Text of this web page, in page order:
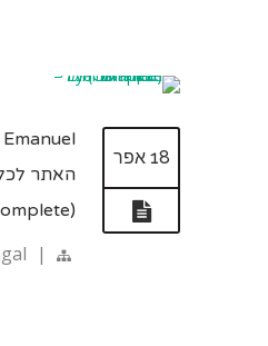
18 אפר
האתר
(Manual Complete)
|